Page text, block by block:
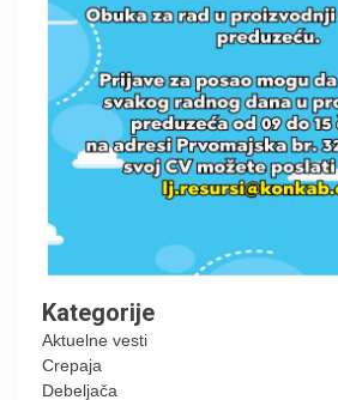
Kategorije
Aktuelne vesti
Crepaja
Debeljača